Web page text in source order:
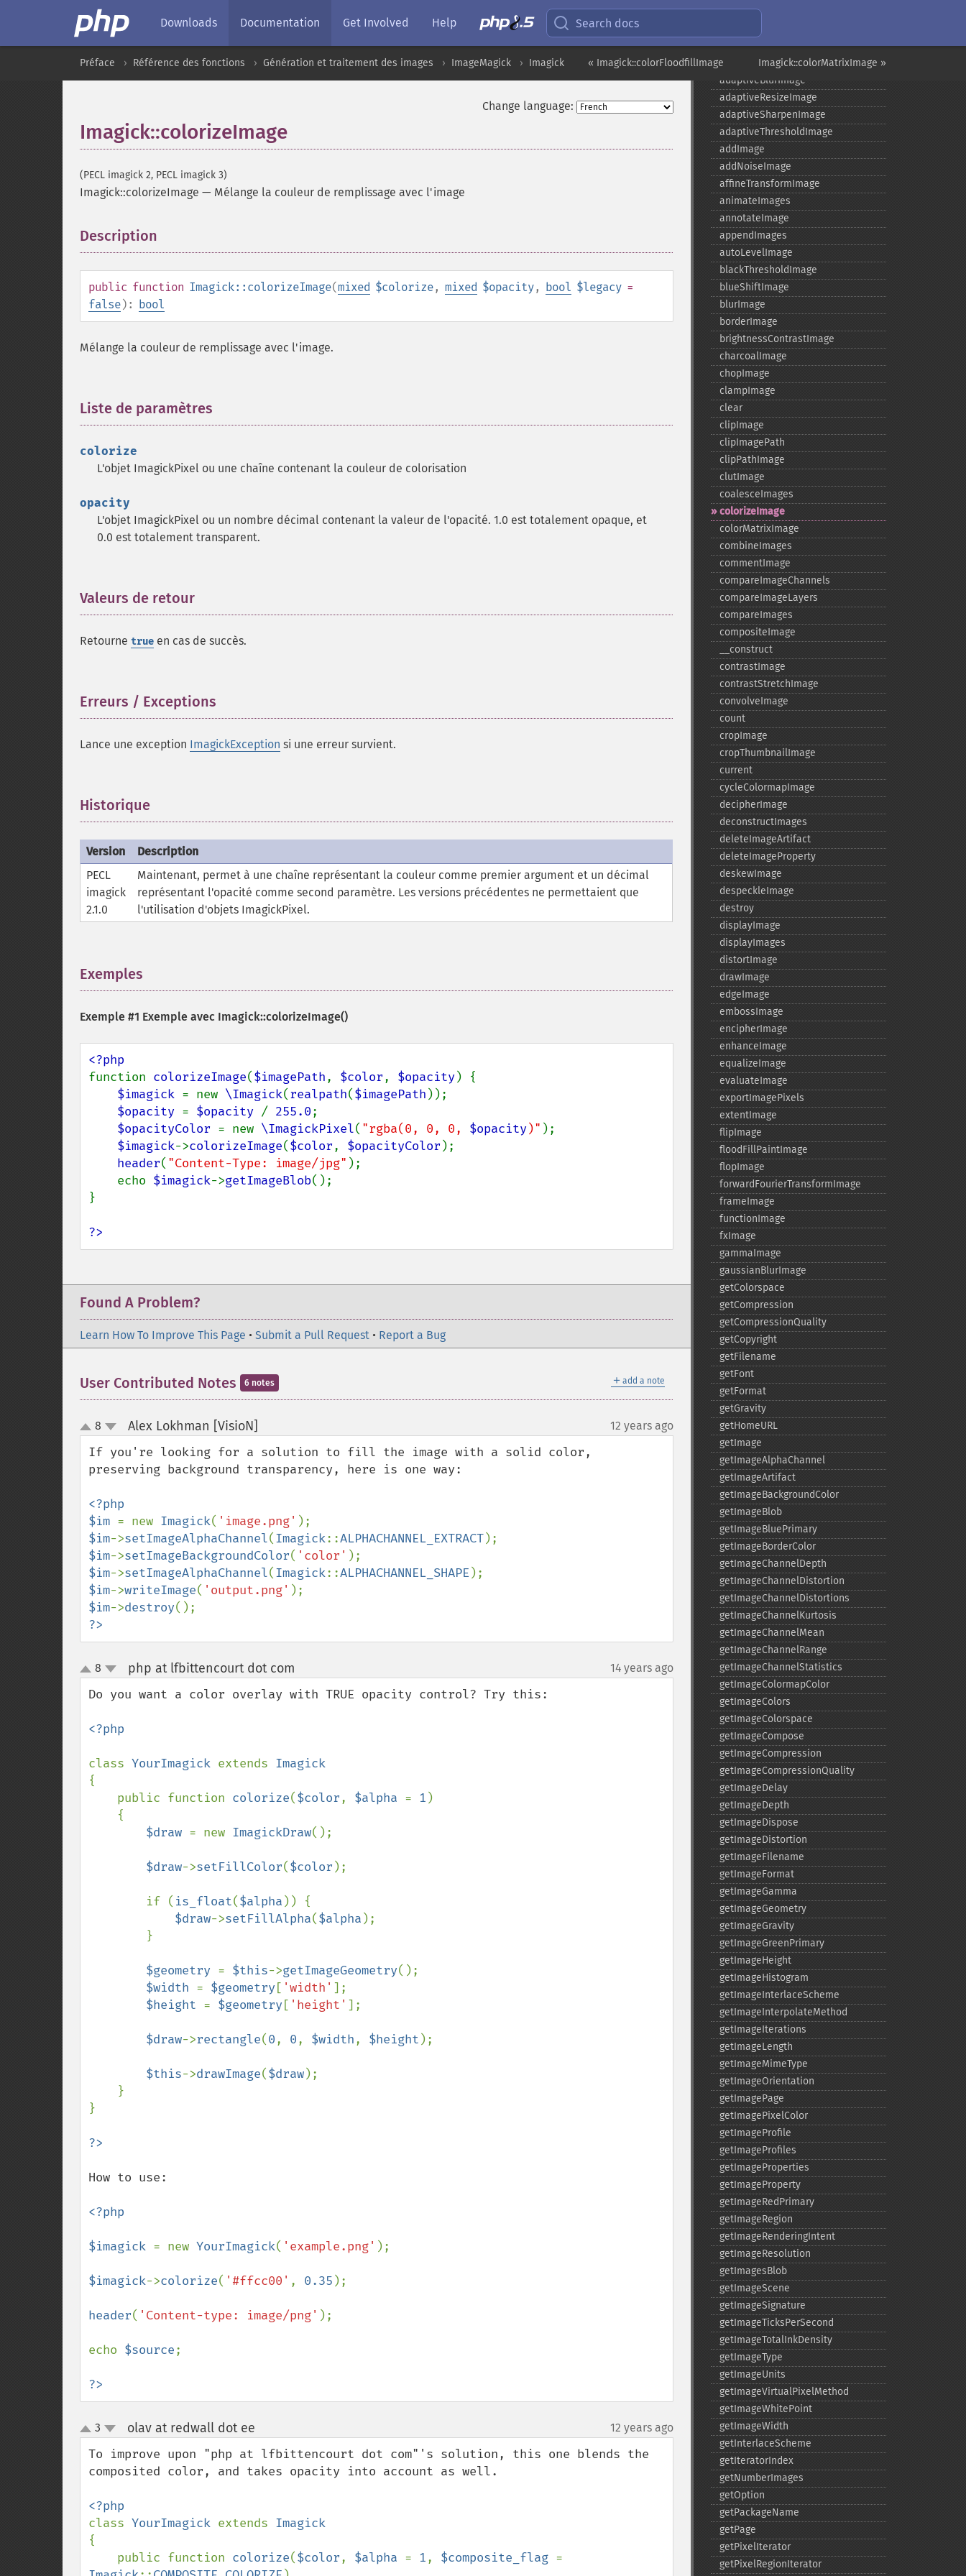
Downloads Documentation Get Involved Help Search docs
Imagick::colorMatrixImage »
« Imagick::colorFloodfillImage
Préface Référence des fonctions Génération et traitement des images ImageMagick Imagick
Change language:
Imagick::colorizeImage
(PECL imagick 2, PECL imagick 3)
Imagick::colorizeImage — Mélange la couleur de remplissage avec l'image
Description
public function Imagick::colorizeImage(mixed $colorize, mixed $opacity, bool $legacy =
false): bool
Mélange la couleur de remplissage avec l'image.
Liste de paramètres
colorize
L'objet ImagickPixel ou une chaîne contenant la couleur de colorisation
opacity
L'objet ImagickPixel ou un nombre décimal contenant la valeur de l'opacité. 1.0 est totalement opaque, et
0.0 est totalement transparent.
Valeurs de retour
Retourne true en cas de succès.
Erreurs / Exceptions
Lance une exception ImagickException si une erreur survient.
Historique
Version
Description
PECL
imagick
2.1.0
Maintenant, permet à une chaîne représentant la couleur comme premier argument et un décimal
représentant l'opacité comme second paramètre. Les versions précédentes ne permettaient que
l'utilisation d'objets ImagickPixel.
Exemples
Exemple #1 Exemple avec Imagick::colorizeImage()
function colorizeImage($imagePath, $color, $opacity) {
$imagick = new \Imagick(realpath($imagePath ));
$opacity = $opacity / 255.0;
$opacityColor = new \ImagickPixel( "rgba(0, 0, 0, $opacity)" );
$imagick->colorizeImage($color, $opacityColor );
header( "Content-Type: image/jpg" );
    echo
$imagick->getImageBlob();
}
?>
Found A Problem?
Learn How To Improve This Page • Submit a Pull Request • Report a Bug
＋ add a note
User Contributed Notes 6 notes
up
down
8 Alex Lokhman [VisioN] 12 years ago
If you're looking for a solution to fill the image with a solid color,
preserving background transparency, here is one way:
<?php
$im = new Imagick( 'image.png'
$im->setImageAlphaChannel(Imagick::ALPHACHANNEL_EXTRACT
$im->setImageBackgroundColor( 'color'
$im->setImageAlphaChannel(Imagick::ALPHACHANNEL_SHAPE
$im->writeImage( 'output.png'
$im->destroy
?>
up
down
8 php at lfbittencourt dot com 14 years ago
Do you want a color overlay with TRUE opacity control? Try this:
<?php
class YourImagick extends
{
    public function
colorize($color, $alpha = 1 )
$draw = new ImagickDraw();
$draw->setFillColor($color );
        if (
is_float($alpha )) {
$draw->setFillAlpha($alpha );
$geometry = $this->getImageGeometry();
$width = $geometry [ 'width' ];
$height = $geometry [ 'height' ];
$draw->rectangle(0, 0, $width, $height );
$this->drawImage($draw);
}
How to use:
<?php
$imagick = new YourImagick( 'example.png' );
$imagick->colorize( '#ffcc00' , 0.35 );
header( 'Content-type: image/png' );
echo $source;
?>
up
down
3 olav at redwall dot ee 12 years ago
To improve upon "php at lfbittencourt dot com"'s solution, this one blends the
composited color, and takes opacity into account as well.
class YourImagick extends
{
    public function
colorize($color, $alpha = 1, $composite_flag
adaptiveBlurImage
adaptiveResizeImage
adaptiveSharpenImage
adaptiveThresholdImage
addImage
addNoiseImage
affineTransformImage
animateImages
annotateImage
appendImages
autoLevelImage
blackThresholdImage
blueShiftImage
blurImage
borderImage
brightnessContrastImage
charcoalImage
chopImage
clampImage
clear
clipImage
clipImagePath
clipPathImage
clutImage
coalesceImages
colorizeImage
colorMatrixImage
combineImages
commentImage
compareImageChannels
compareImageLayers
compareImages
compositeImage
_​_​construct
contrastImage
contrastStretchImage
convolveImage
count
cropImage
cropThumbnailImage
current
cycleColormapImage
decipherImage
deconstructImages
deleteImageArtifact
deleteImageProperty
deskewImage
despeckleImage
destroy
displayImage
displayImages
distortImage
drawImage
edgeImage
embossImage
encipherImage
enhanceImage
equalizeImage
evaluateImage
exportImagePixels
extentImage
flipImage
floodFillPaintImage
flopImage
forwardFourierTransformImage
frameImage
functionImage
fxImage
gammaImage
gaussianBlurImage
getColorspace
getCompression
getCompressionQuality
getCopyright
getFilename
getFont
getFormat
getGravity
getHomeURL
getImage
getImageAlphaChannel
getImageArtifact
getImageBackgroundColor
getImageBlob
getImageBluePrimary
getImageBorderColor
getImageChannelDepth
getImageChannelDistortion
getImageChannelDistortions
getImageChannelKurtosis
getImageChannelMean
getImageChannelRange
getImageChannelStatistics
getImageColormapColor
getImageColors
getImageColorspace
getImageCompose
getImageCompression
getImageCompressionQuality
getImageDelay
getImageDepth
getImageDispose
getImageDistortion
getImageFilename
getImageFormat
getImageGamma
getImageGeometry
getImageGravity
getImageGreenPrimary
getImageHeight
getImageHistogram
getImageInterlaceScheme
getImageInterpolateMethod
getImageIterations
getImageLength
getImageMimeType
getImageOrientation
getImagePage
getImagePixelColor
getImageProfile
getImageProfiles
getImageProperties
getImageProperty
getImageRedPrimary
getImageRegion
getImageRenderingIntent
getImageResolution
getImagesBlob
getImageScene
getImageSignature
getImageTicksPerSecond
getImageTotalInkDensity
getImageType
getImageUnits
getImageVirtualPixelMethod
getImageWhitePoint
getImageWidth
getInterlaceScheme
getIteratorIndex
getNumberImages
getOption
getPackageName
getPage
getPixelIterator
getPixelRegionIterator